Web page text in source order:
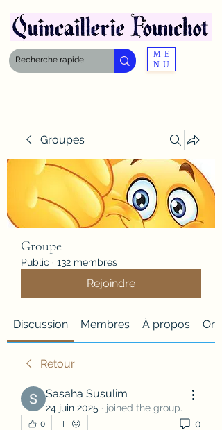
ME
NU
Groupes
Groupe
Public · 132 membres
Rejoindre
Discussion Membres À propos
Retour
Sasaha Susulim
24 juin 2025 · joined the group.
0 0